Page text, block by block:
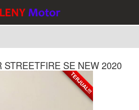
STREETFIRE SE NEW 2020
TERJUAL!!!